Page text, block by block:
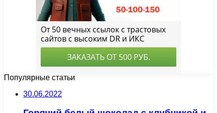
Популярные статьи
30.06.2022